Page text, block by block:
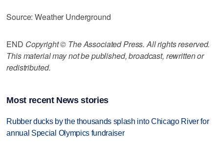
Source: Weather Underground
END Copyright © The Associated Press. All rights reserved.
This material may not be published, broadcast, rewritten or
redistributed.
Most recent News stories
Rubber ducks by the thousands splash into Chicago River for
annual Special Olympics fundraiser